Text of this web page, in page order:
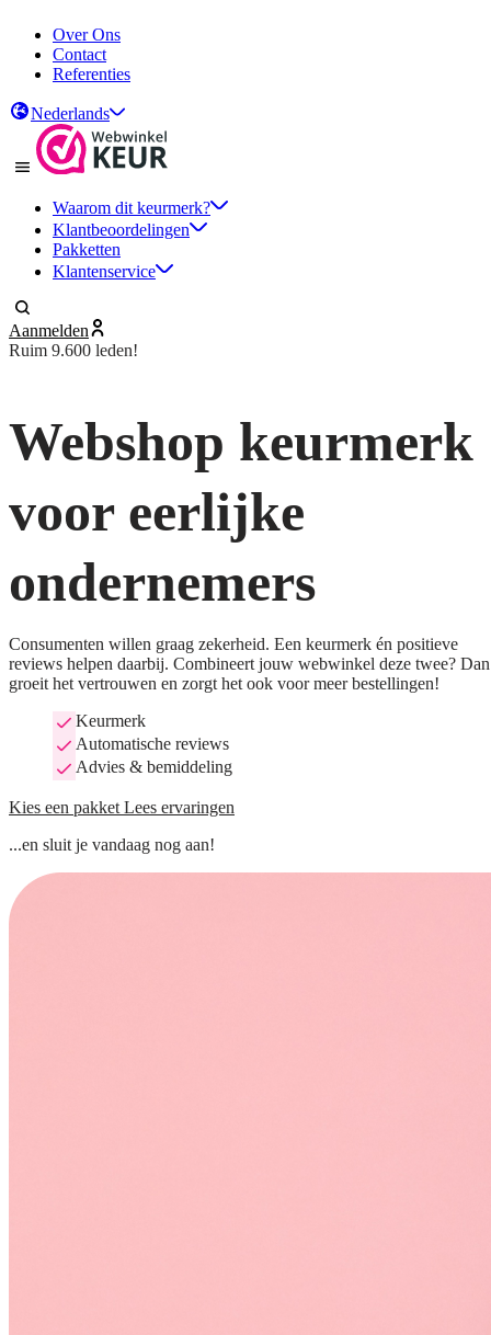
Over Ons
Contact
Referenties
Nederlands
Waarom dit keurmerk?
Klantbeoordelingen
Pakketten
Klantenservice
Aanmelden
Ruim 9.600 leden!
Webshop keurmerk
voor eerlijke
ondernemers
Consumenten willen graag zekerheid. Een keurmerk én positieve
reviews helpen daarbij. Combineert jouw webwinkel deze twee? Dan
groeit het vertrouwen en zorgt het ook voor meer bestellingen!
Keurmerk
Automatische reviews
Advies & bemiddeling
Kies een pakket Lees ervaringen
...en sluit je vandaag nog aan!